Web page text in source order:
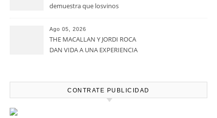
demuestra que losvinos
calidadcomienzan a diseñarse
en el viñedo
Ago 05, 2026
THE MACALLAN Y JORDI ROCA
DAN VIDA A UNA EXPERIENCIA
HARMONY COLLECTION
CONTRATE PUBLICIDAD